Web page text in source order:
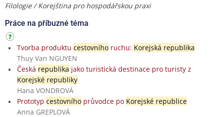
Filologie / Korejština pro hospodářskou praxi
Práce na příbuzné téma
Tvorba produktu cestovníhoruchu: Korejská republika
Thuy Van NGUYEN
Česká republika jako turistická destinace pro turisty z
Korejské republiky
Hana VONDROVÁ
Prototyp cestovníhoprůvodce po Korejské republice
Anna GREPLOVÁ